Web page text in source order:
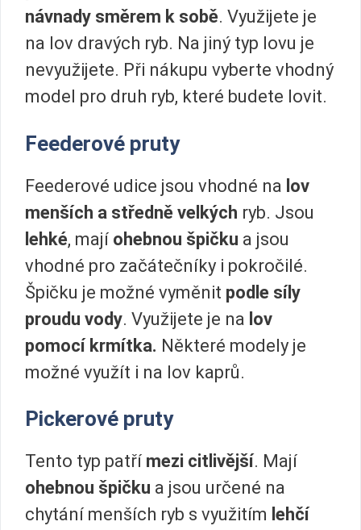
návnady směrem k sobě. Využijete je
na lov dravých ryb. Na jiný typ lovu je
nevyužijete. Při nákupu vyberte vhodný
model pro druh ryb, které budete lovit.
Feederové pruty
Feederové udice jsou vhodné na lov
menších a středně velkých ryb. Jsou
lehké, mají ohebnou špičku a jsou
vhodné pro začátečníky i pokročilé.
Špičku je možné vyměnit podle síly
proudu vody. Využijete je na lov
pomocí krmítka. Některé modely je
možné využít i na lov kaprů.
Pickerové pruty
Tento typ patří mezi citlivější. Mají
ohebnou špičku a jsou určené na
chytání menších ryb s využitím lehčí